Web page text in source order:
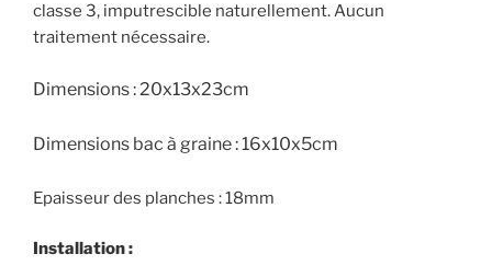
classe 3, imputrescible naturellement. Aucun
traitement nécessaire.
Dimensions : 20x13x23cm
Dimensions bac à graine : 16x10x5cm
Epaisseur des planches : 18mm
Installation :